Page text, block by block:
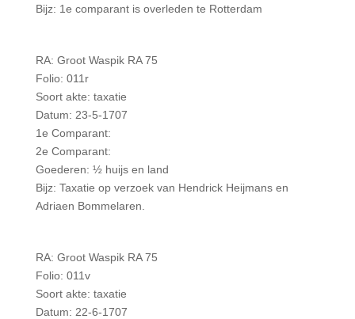
Bijz: 1e comparant is overleden te Rotterdam
RA: Groot Waspik RA 75
Folio: 011r
Soort akte: taxatie
Datum: 23-5-1707
1e Comparant:
2e Comparant:
Goederen: ½ huijs en land
Bijz: Taxatie op verzoek van Hendrick Heijmans en
Adriaen Bommelaren.
RA: Groot Waspik RA 75
Folio: 011v
Soort akte: taxatie
Datum: 22-6-1707